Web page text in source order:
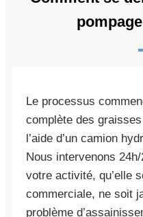
Le processus
complète des
l’aide d’un camion
Nous intervenons
votre activité, qu’elle
commerciale, ne soit
problème